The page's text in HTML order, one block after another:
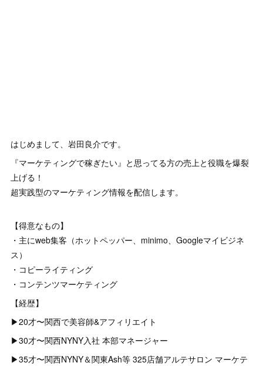
はじめまして、岩田良介です。
『マーケティングで稼ぎたい』と思ってる方の売上と役職を爆裂
上げる！
超実践型のマーケティング情報を配信します。
【得意なもの】
・主にweb集客（ホットペッパー、minimo、Googleマイビジネ
ス）
・コピーライティング
・コンテンツマーケティング
【経歴】
▶︎20才〜関西で美容師&アフィリエイト
▶︎30才〜関西NYNY入社 本部マネージャー
▶︎35才〜関西NYNY＆関東Ash等 325店舗アルテサロン マーケテ